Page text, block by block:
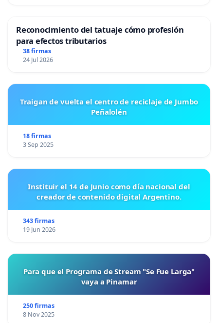
Reconocimiento del tatuaje cómo profesión
para efectos tributarios
38 firmas
24 Jul 2026
Traigan de vuelta el centro de reciclaje de Jumbo
Peñalolén
18 firmas
3 Sep 2025
Instituir el 14 de Junio como día nacional del
creador de contenido digital Argentino.
343 firmas
19 Jun 2026
Para que el Programa de Stream "Se Fue Larga"
vaya a Pinamar
250 firmas
8 Nov 2025